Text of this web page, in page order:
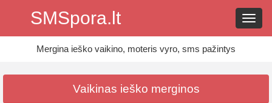
SMSpora.lt
Mergina ieško vaikino, moteris vyro, sms pažintys
Vaikinas ieško merginos